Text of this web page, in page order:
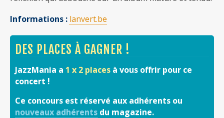
Informations : lanvert.be
DES PLACES À GAGNER !
JazzMania a 1 x 2 places à vous offrir pour ce
concert !
Ce concours est réservé aux adhérents ou
nouveaux adhérents du magazine.